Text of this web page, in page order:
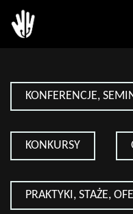
KONFERENCJE,
KONKURSY
PRAKTYKI, STAŻE,